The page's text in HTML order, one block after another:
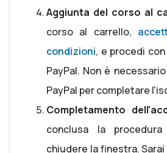
Aggiunta del corso al
corso al carrello,
condizioni, e procedi
PayPal. Non è
PayPal per completare
Completamento
conclusa la
chiudere la finestra.